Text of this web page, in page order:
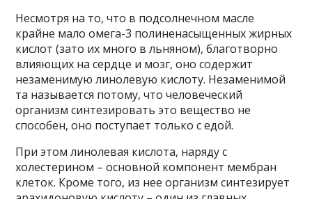
Несмотря на то, что в подсолнечном масле
крайне мало омега-3 полиненасыщенных жирных
кислот (зато их много в льняном), благотворно
влияющих на сердце и мозг, оно содержит
незаменимую линолевую кислоту. Незаменимой
та называется потому, что человеческий
организм синтезировать это вещество не
способен, оно поступает только с едой.
При этом линолевая кислота, наряду с
холестерином – основной компонент мембран
клеток. Кроме того, из нее организм синтезирует